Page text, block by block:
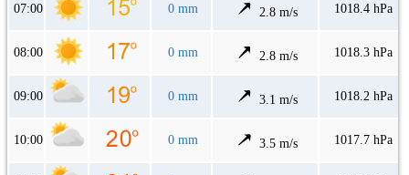
07:00 0 mm 2.8 m/s 1018.4 hPa
08:00 0 mm 2.8 m/s 1018.3 hPa
09:00 0 mm 3.1 m/s 1018.2 hPa
10:00 0 mm 3.5 m/s 1017.7 hPa